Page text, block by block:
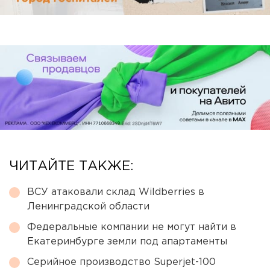
ЧИТАЙТЕ ТАКЖЕ:
ВСУ атаковали склад Wildberries в
Ленинградской области
Федеральные компании не могут найти в
Екатеринбурге земли под апартаменты
Серийное производство Superjet-100